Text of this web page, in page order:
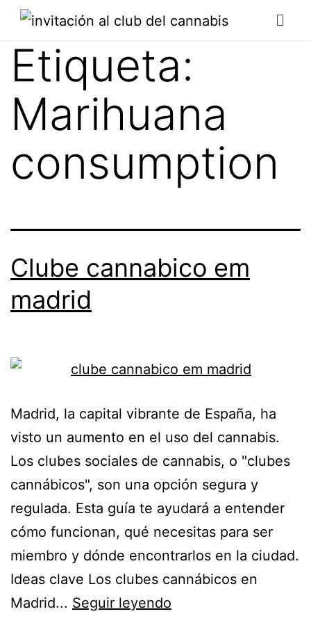
Etiqueta:
Marihuana
consumption
Clube cannabico em
madrid
Madrid, la capital vibrante de España, ha
visto un aumento en el uso del cannabis.
Los clubes sociales de cannabis, o "clubes
cannábicos", son una opción segura y
regulada. Esta guía te ayudará a entender
cómo funcionan, qué necesitas para ser
miembro y dónde encontrarlos en la ciudad.
Ideas clave Los clubes cannábicos en
Madrid... Seguir leyendo